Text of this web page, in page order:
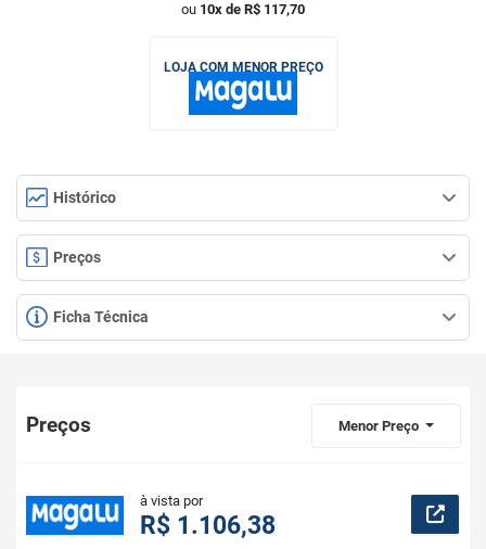
ou 10x de R$ 117,70
LOJA COM MENOR PREÇO
Histórico
Preços
Ficha Técnica
Preços Menor Preço
à vista por
R$ 1.106,38